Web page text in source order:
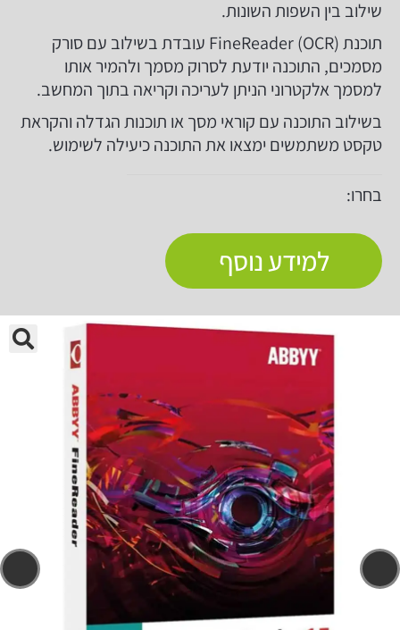
שילוב בין השפות השונות.
תוכנת FineReader (OCR) עובדת בשילוב עם סורק
מסמכים, התוכנה יודעת לסרוק מסמך ולהמיר אותו
למסמך אלקטרוני הניתן לעריכה וקריאה בתוך המחשב.
בשילוב התוכנה עם קוראי מסך או תוכנות הגדלה והקראת
טקסט משתמשים ימצאו את התוכנה כיעילה לשימוש.
בחרו:
למידע נוסף